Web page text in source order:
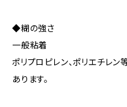
◆糊の強さ
一般粘着
ポリプロピレン、ポリエチレ
あります。